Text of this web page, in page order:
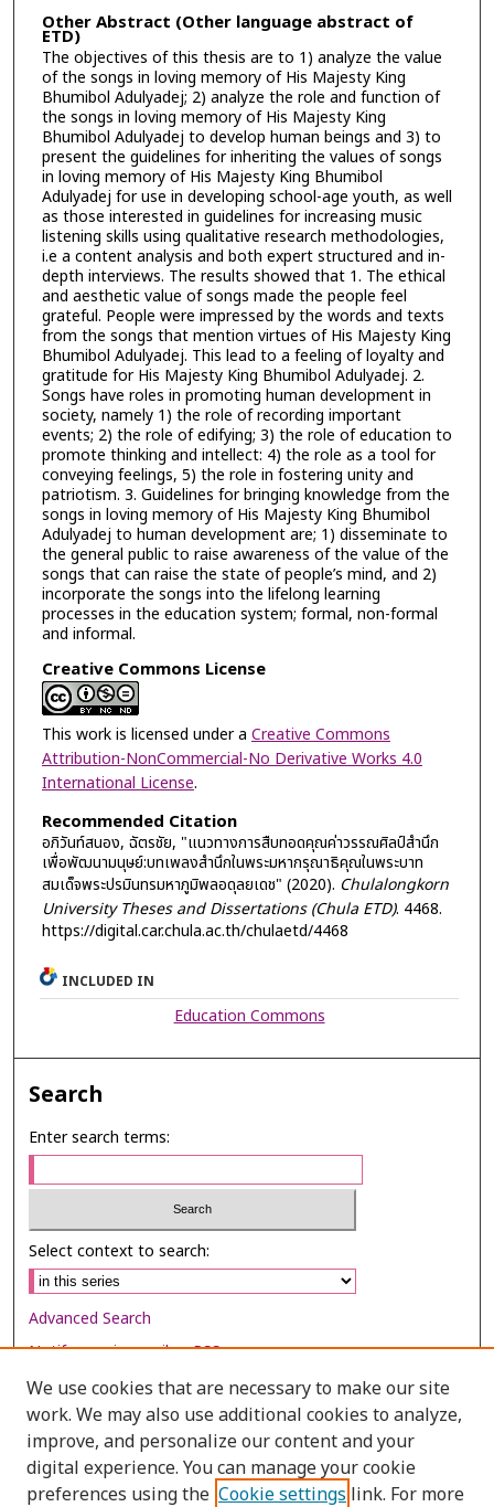
Other Abstract (Other language abstract of
ETD)
The objectives of this thesis are to 1) analyze the value
of the songs in loving memory of His Majesty King
Bhumibol Adulyadej; 2) analyze the role and function of
the songs in loving memory of His Majesty King
Bhumibol Adulyadej to develop human beings and 3) to
present the guidelines for inheriting the values of songs
in loving memory of His Majesty King Bhumibol
Adulyadej for use in developing school-age youth, as well
as those interested in guidelines for increasing music
listening skills using qualitative research methodologies,
i.e a content analysis and both expert structured and in-
depth interviews. The results showed that 1. The ethical
and aesthetic value of songs made the people feel
grateful. People were impressed by the words and texts
from the songs that mention virtues of His Majesty King
Bhumibol Adulyadej. This lead to a feeling of loyalty and
gratitude for His Majesty King Bhumibol Adulyadej. 2.
Songs have roles in promoting human development in
society, namely 1) the role of recording important
events; 2) the role of edifying; 3) the role of education to
promote thinking and intellect: 4) the role as a tool for
conveying feelings, 5) the role in fostering unity and
patriotism. 3. Guidelines for bringing knowledge from the
songs in loving memory of His Majesty King Bhumibol
Adulyadej to human development are; 1) disseminate to
the general public to raise awareness of the value of the
songs that can raise the state of people’s mind, and 2)
incorporate the songs into the lifelong learning
processes in the education system; formal, non-formal
and informal.
Creative Commons License
This work is licensed under a Creative Commons
Attribution-NonCommercial-No Derivative Works 4.0
International License.
Recommended Citation
อภิวันท์สนอง, ฉัตรชัย, "แนวทางการสืบทอดคุณค่าวรรณศิลป์สำนึก
เพื่อพัฒนามนุษย์:บทเพลงสำนึกในพระมหากรุณาธิคุณในพระบาท
สมเด็จพระปรมินทรมหาภูมิพลอดุลยเดช" (2020). Chulalongkorn
University Theses and Dissertations (Chula ETD). 4468.
https://digital.car.chula.ac.th/chulaetd/4468
INCLUDED IN
Education Commons
Search
Enter search terms:
Select context to search:
Advanced Search
Notify me via email orRSS
Browse
Collections
Disciplines
We use cookies that are necessary to make our site
work. We may also use additional cookies to analyze,
improve, and personalize our content and your
digital experience. You can manage your cookie
preferences using the Cookie settings link. For more